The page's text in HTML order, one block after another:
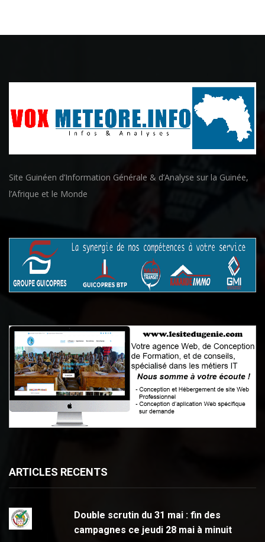
Site Guinéen d’Information Générale & d’Analyse sur la Guinée,
l’Afrique et le Monde
ARTICLES RECENTS
Double scrutin du 31 mai : fin des
campagnes ce jeudi 28 mai à minuit